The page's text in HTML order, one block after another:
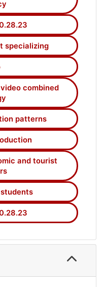
specializing
combined
patterns
and tourist